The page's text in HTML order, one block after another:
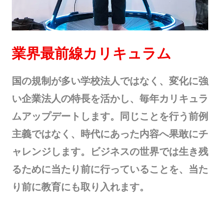
業界最前線カリキュラム
国の規制が多い学校法人ではなく、変化に強
い企業法人の特長を活かし、毎年カリキュラ
ムアップデートします。同じことを行う前例
主義ではなく、時代にあった内容へ果敢にチ
ャレンジします。ビジネスの世界では生き残
るために当たり前に行っていることを、当た
り前に教育にも取り入れます。